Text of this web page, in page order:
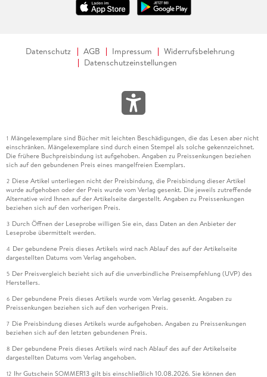
Datenschutz AGB Impressum
Widerrufsbelehrung
Datenschutzeinstellungen
1 Mängelexemplare sind Bücher mit leichten Beschädigungen, die das Lesen aber nicht
einschränken. Mängelexemplare sind durch einen Stempel als solche gekennzeichnet.
Die frühere Buchpreisbindung ist aufgehoben. Angaben zu Preissenkungen beziehen
sich auf den gebundenen Preis eines mangelfreien Exemplars.
2 Diese Artikel unterliegen nicht der Preisbindung, die Preisbindung dieser Artikel
wurde aufgehoben oder der Preis wurde vom Verlag gesenkt. Die jeweils zutreffende
Alternative wird Ihnen auf der Artikelseite dargestellt. Angaben zu Preissenkungen
beziehen sich auf den vorherigen Preis.
3 Durch Öffnen der Leseprobe willigen Sie ein, dass Daten an den Anbieter der
Leseprobe übermittelt werden.
4 Der gebundene Preis dieses Artikels wird nach Ablauf des auf der Artikelseite
dargestellten Datums vom Verlag angehoben.
5 Der Preisvergleich bezieht sich auf die unverbindliche Preisempfehlung (UVP) des
Herstellers.
6 Der gebundene Preis dieses Artikels wurde vom Verlag gesenkt. Angaben zu
Preissenkungen beziehen sich auf den vorherigen Preis.
7 Die Preisbindung dieses Artikels wurde aufgehoben. Angaben zu Preissenkungen
beziehen sich auf den letzten gebundenen Preis.
8 Der gebundene Preis dieses Artikels wird nach Ablauf des auf der Artikelseite
dargestellten Datums vom Verlag angehoben.
12 Ihr Gutschein SOMMER13 gilt bis einschließlich 10.08.2026. Sie können den